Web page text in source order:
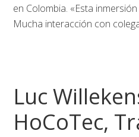
en Colombia. «Esta
Mucha interacción con
Luc
HoCoTec,